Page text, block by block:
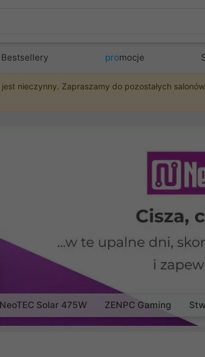
Bestsellery promocje
jest nieczynny. Zapraszamy do pozostałych
NeoTEC Solar 475W ZENPC Gaming